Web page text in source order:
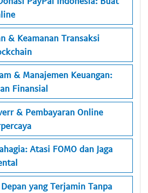
& Keamanan Transaksi
& Manajemen Keuangan:
Finansial
& Pembayaran Online
Atasi FOMO dan Jaga
yang Terjamin Tanpa